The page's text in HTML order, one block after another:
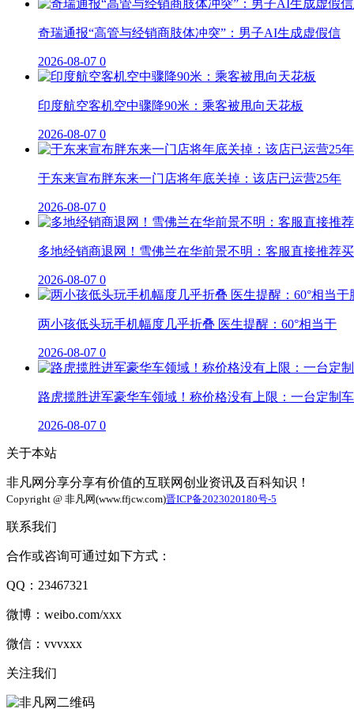
奇瑞通报“高管与经销商肢体冲突”：男子AI生成虚假信
2026-08-07 0
印度航空客机空中骤降90米：乘客被甩向天花板
2026-08-07 0
于东来宣布胖东来一门店将年底关掉：该店已运营25年
2026-08-07 0
多地经销商退网！雪佛兰在华前景不明：客服直接推荐
2026-08-07 0
两小孩低头玩手机幅度几乎折叠 医生提醒：60°相当于
2026-08-07 0
路虎揽胜进军豪华车领域！称价格没有上限：一台定制
2026-08-07 0
关于本站
非凡网分享分享有价值的互联网创业资讯及百科知识！
Copyright @ 非凡网(www.ffjcw.com)晋ICP备2023020180号-5
联系我们
合作或咨询可通过如下方式：
QQ：23467321
微博：weibo.com/xxx
微信：vvvxxx
关注我们